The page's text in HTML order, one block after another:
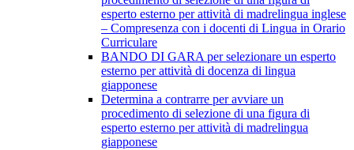
esperto esterno per attività di madrelingua inglese
– Compresenza con i docenti di Lingua in Orario
Curriculare
BANDO DI GARA per selezionare un esperto
esterno per attività di docenza di lingua
giapponese
Determina a contrarre per avviare un
procedimento di selezione di una figura di
esperto esterno per attività di madrelingua
giapponese